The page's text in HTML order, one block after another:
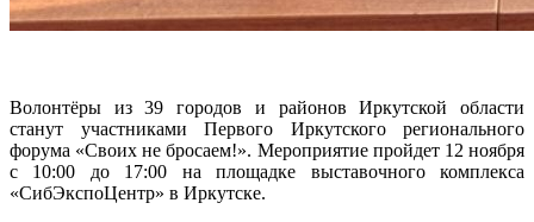
Волонтёры из 39 городов и районов Иркутской области
станут участниками Первого Иркутского регионального
форума «Своих не бросаем!». Мероприятие пройдет 12 ноября
с 10:00 до 17:00 на площадке выставочного комплекса
«СибЭкспоЦентр» в Иркутске.